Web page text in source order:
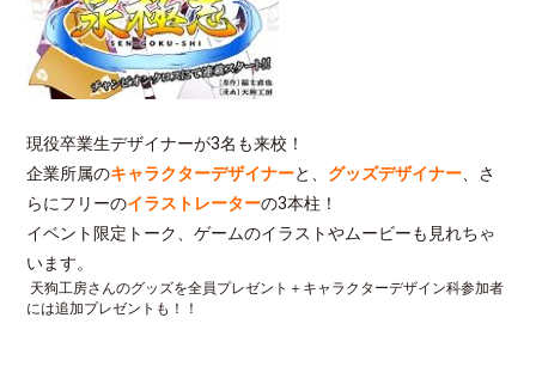
現役卒業生デザイナーが3名も来校！
企業所属のキャラクターデザイナーと、 グッズデザイナー 、さ
らにフリーのイラストレーターの3本柱！
イベント限定トーク、ゲームのイラストやムービーも見れちゃ
います。
天狗工房さんのグッズを全員プレゼント＋キャラクターデザイン科参加者
には追加プレゼントも！！